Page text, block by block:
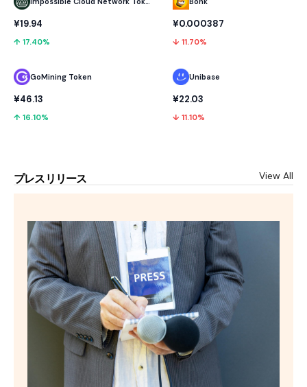
¥19.94
↑ 17.40%
GoMining Token
¥46.13
↑ 16.10%
¥0.000387
↓ 11.70%
Unibase
¥22.03
↓ 11.10%
プレスリリース View All